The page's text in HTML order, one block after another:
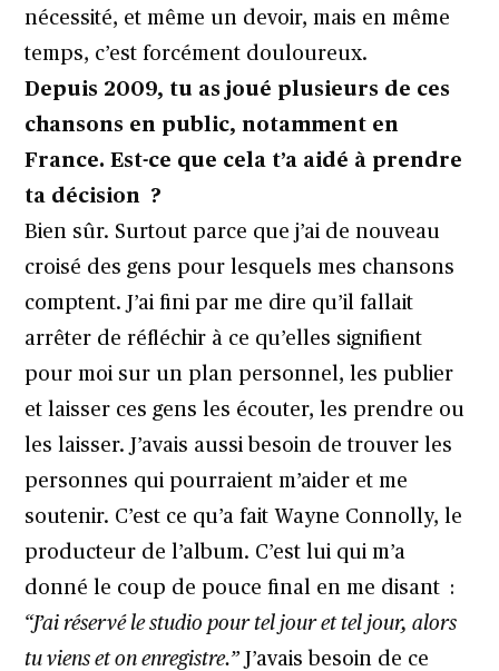
nécessité, et même un devoir, mais en même
temps, c’est forcément douloureux.
Depuis 2009, tu as joué plusieurs de ces
chansons en public, notamment en
France. Est-ce que cela t’a aidé à prendre
ta décision ?
Bien sûr. Surtout parce que j’ai de nouveau
croisé des gens pour lesquels mes chansons
comptent. J’ai fini par me dire qu’il fallait
arrêter de réfléchir à ce qu’elles signifient
pour moi sur un plan personnel, les publier
et laisser ces gens les écouter, les prendre ou
les laisser. J’avais aussi besoin de trouver les
personnes qui pourraient m’aider et me
soutenir. C’est ce qu’a fait Wayne Connolly, le
producteur de l’album. C’est lui qui m’a
donné le coup de pouce final en me disant :
“J’ai réservé le studio pour tel jour et tel jour, alors
tu viens et on enregistre.” J’avais besoin de ce